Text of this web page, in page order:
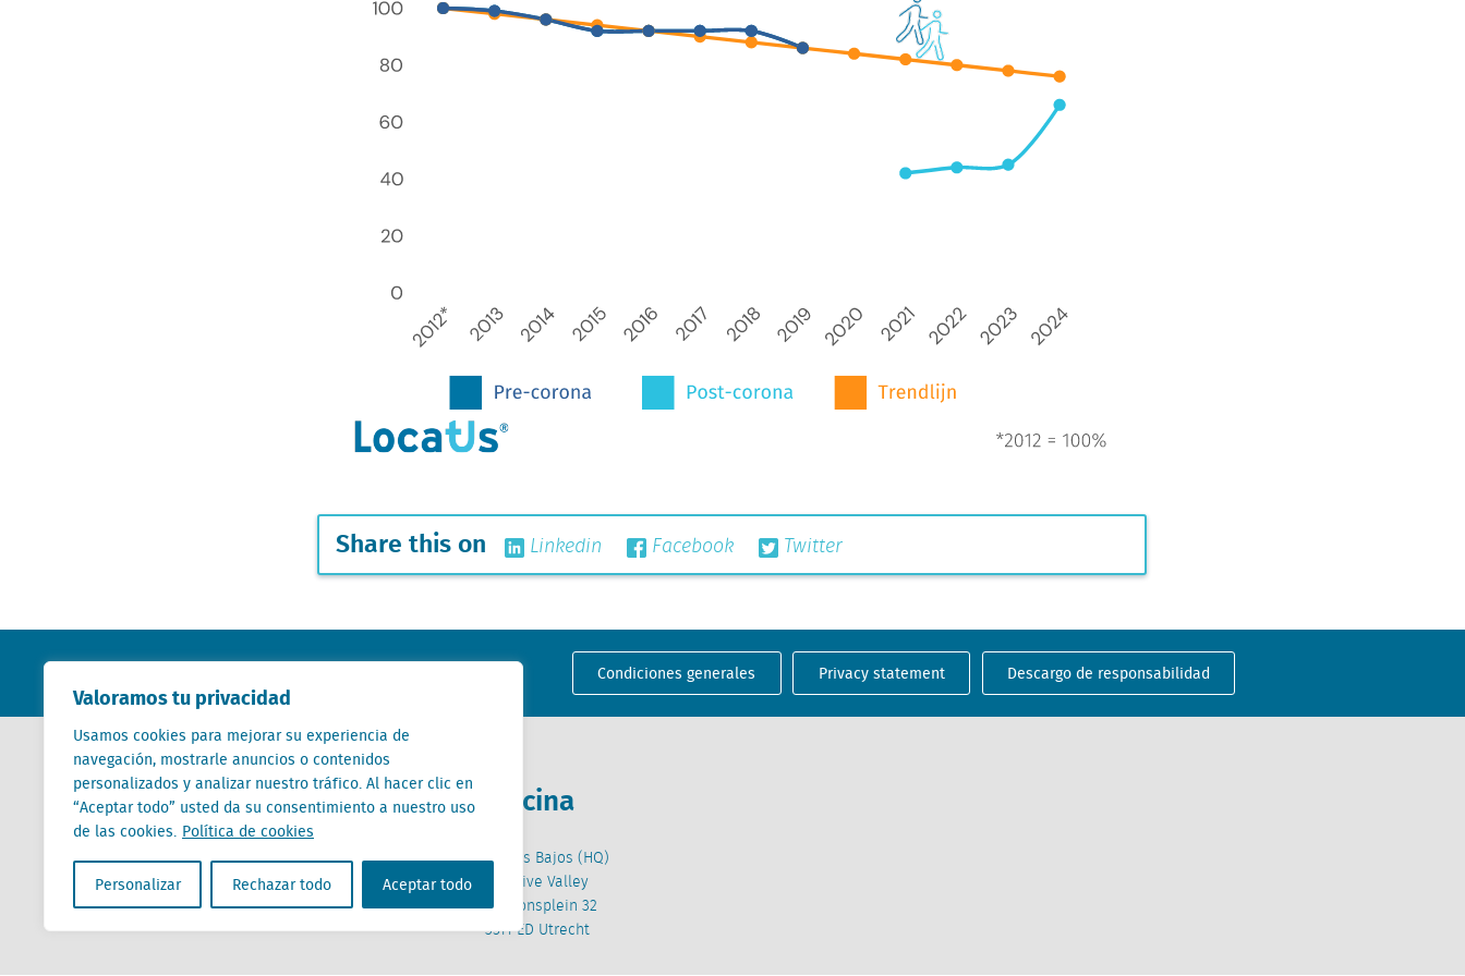
Valoramos tu privacidad
Usamos cookies para mejorar su experiencia de
navegación, mostrarle anuncios o contenidos
personalizados y analizar nuestro tráfico. Al hacer clic en
“Aceptar todo” usted da su consentimiento a nuestro uso
de las cookies. Política de cookies
Personalizar Rechazar todo Aceptar todo
Share this on Linkedin Facebook Twitter
Condiciones generales Privacy statement Descargo de responsabilidad
Contactar
+31 (0) 85 760 3283
+32 (0) 2 267 2800
Oficina
Países Bajos (HQ)
Creative Valley
Stationsplein 32
3511 ED Utrecht